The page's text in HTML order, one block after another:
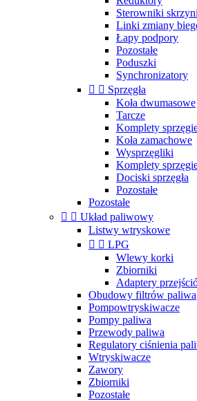
Sterowniki skrzyni
Linki zmiany
Łapy podpory
Pozostałe
Poduszki
Synchronizatory
  Sprzęgła
Koła dwumasowe
Tarcze
Komplety
Koła zamachowe
Wysprzęgliki
Komplety
Dociski sprzęgła
Pozostałe
Pozostałe
  Układ paliwowy
Listwy wtryskowe
  LPG
Wlewy korki
Zbiorniki
Adaptery
Obudowy filtrów paliwa
Pompowtryskiwacze
Pompy paliwa
Przewody paliwa
Regulatory ciśnienia
Wtryskiwacze
Zawory
Zbiorniki
Pozostałe